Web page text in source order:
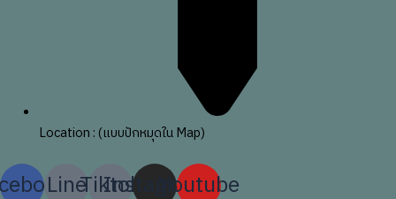
Location : (แบบปักหมุดใน Map)
LineTiktok
InstagramYoutube